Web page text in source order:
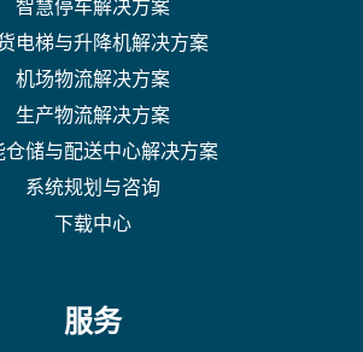
智慧停车解决方案
电梯与升降机解决方案
机场物流解决方案
生产物流解决方案
仓储与配送中心解决方案
系统规划与咨询
下载中心
服务